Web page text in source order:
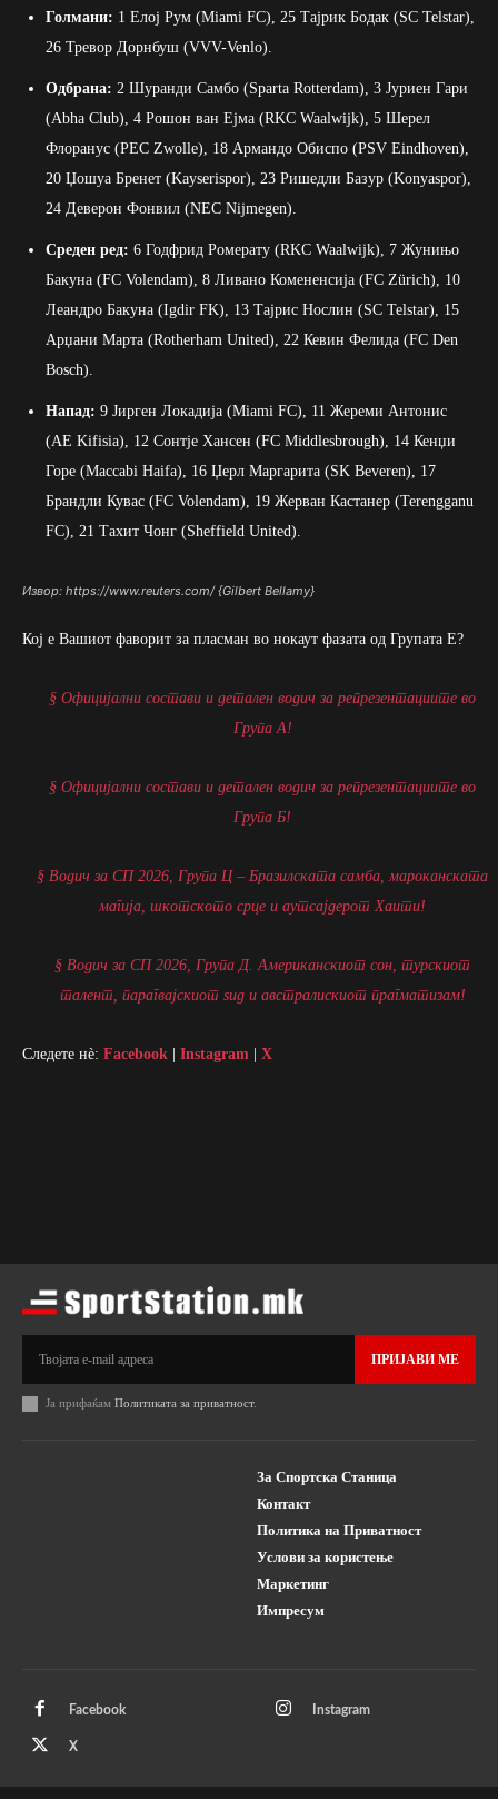
Голмани: 1 Елој Рум (Miami FC), 25 Тајрик Бодак (SC Telstar),
26 Тревор Дорнбуш (VVV-Venlo).
Одбрана: 2 Шуранди Самбо (Sparta Rotterdam), 3 Јуриен Гари
(Abha Club), 4 Рошон ван Ејма (RKC Waalwijk), 5 Шерел
Флоранус (PEC Zwolle), 18 Армандо Обиспо (PSV Eindhoven),
20 Џошуа Бренет (Kayserispor), 23 Ришедли Базур (Konyaspor),
24 Деверон Фонвил (NEC Nijmegen).
Среден ред: 6 Годфрид Ромерату (RKC Waalwijk), 7 Жунињо
Бакуна (FC Volendam), 8 Ливано Комененсија (FC Zürich), 10
Леандро Бакуна (Igdir FK), 13 Тајрис Нослин (SC Telstar), 15
Арџани Марта (Rotherham United), 22 Кевин Фелида (FC Den
Bosch).
Напад: 9 Јирген Локадија (Miami FC), 11 Жереми Антонис
(AE Kifisia), 12 Сонтје Хансен (FC Middlesbrough), 14 Кенџи
Горе (Maccabi Haifa), 16 Џерл Маргарита (SK Beveren), 17
Брандли Кувас (FC Volendam), 19 Жерван Кастанер (Terengganu
FC), 21 Тахит Чонг (Sheffield United).
Извор: https://www.reuters.com/ {Gilbert Bellamy}
Кој е Вашиот фаворит за пласман во нокаут фазата од Групата Е?
§ Официјални состави и детален водич за репрезентациите во
Група А!
§ Официјални состави и детален водич за репрезентациите во
Група Б!
§ Водич за СП 2026, Група Ц – Бразилската самба, мароканската
магија, шкотското срце и аутсајдерот Хаити!
§ Водич за СП 2026, Група Д. Американскиот сон, турскиот
талент, парагвајскиот ѕид и австралискиот прагматизам!
Следете нè: Facebook Instagram X
ПРИЈАВИ МЕ
Ја прифаќам Политиката за приватност.
За Спортска Станица
Контакт
Политика на Приватност
Услови за користење
Маркетинг
Импресум
Facebook Instagram
X